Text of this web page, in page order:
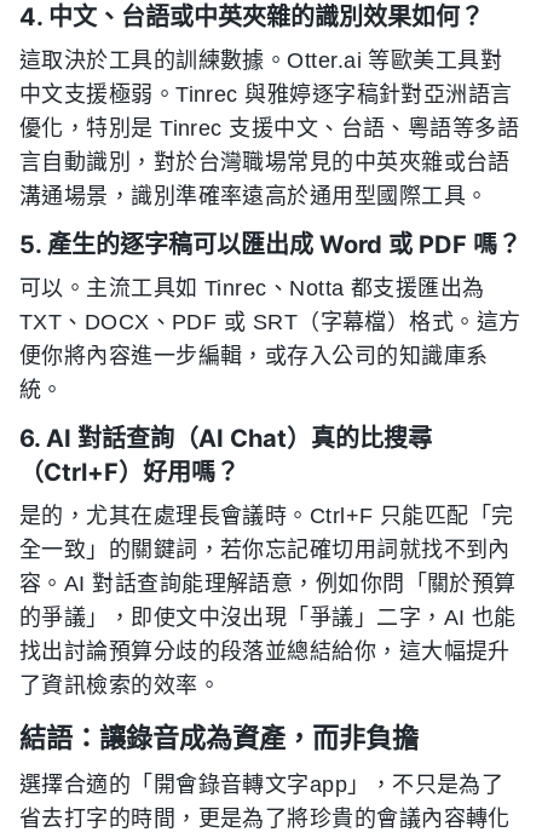
4. 中文、台語或中英夾雜的識別效果如何？
這取決於工具的訓練數據。Otter.ai 等歐美工具對
中文支援極弱。Tinrec 與雅婷逐字稿針對亞洲語言
優化，特別是 Tinrec 支援中文、台語、粵語等多語
言自動識別，對於台灣職場常見的中英夾雜或台語
溝通場景，識別準確率遠高於通用型國際工具。
5. 產生的逐字稿可以匯出成 Word 或 PDF 嗎？
可以。主流工具如 Tinrec、Notta 都支援匯出為
TXT、DOCX、PDF 或 SRT（字幕檔）格式。這方
便你將內容進一步編輯，或存入公司的知識庫系
統。
6. AI 對話查詢（AI Chat）真的比搜尋
（Ctrl+F）好用嗎？
是的，尤其在處理長會議時。Ctrl+F 只能匹配「完
全一致」的關鍵詞，若你忘記確切用詞就找不到內
容。AI 對話查詢能理解語意，例如你問「關於預算
的爭議」，即使文中沒出現「爭議」二字，AI 也能
找出討論預算分歧的段落並總結給你，這大幅提升
了資訊檢索的效率。
結語：讓錄音成為資產，而非負擔
選擇合適的「開會錄音轉文字app」，不只是為了
省去打字的時間，更是為了將珍貴的會議內容轉化